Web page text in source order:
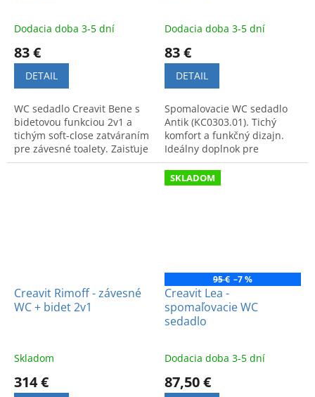
Dodacia doba 3-5 dní
83 €
DETAIL
WC sedadlo Creavit Bene s
bidetovou funkciou 2v1 a
tichým soft-close zatváraním
pre závesné toalety. Zaisťuje
maximálnu hygienu a
Dodacia doba 3-5 dní
83 €
DETAIL
Spomalovacie WC sedadlo
Antik (KC0303.01). Tichý
komfort a funkčný dizajn.
Ideálny doplnok pre
WC+bidet 2v1 Creavit Antik
AN320.
Creavit Rimoff - závesné
WC + bidet 2v1
Skladom
314 €
SKLADOM
95 € –7 %
Creavit Lea -
spomaľovacie WC
sedadlo
Dodacia doba 3-5 dní
87,50 €